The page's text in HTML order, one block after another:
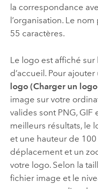
la correspondance
l’organisation. Le
55 caractères.
Le logo est affiché sur
d’accueil. Pour
logo (Charger un
image sur votre
valides sont PNG, GIF
meilleurs résultats, le
et une hauteur de
déplacement et un
votre logo. Selon la
fichier image et le